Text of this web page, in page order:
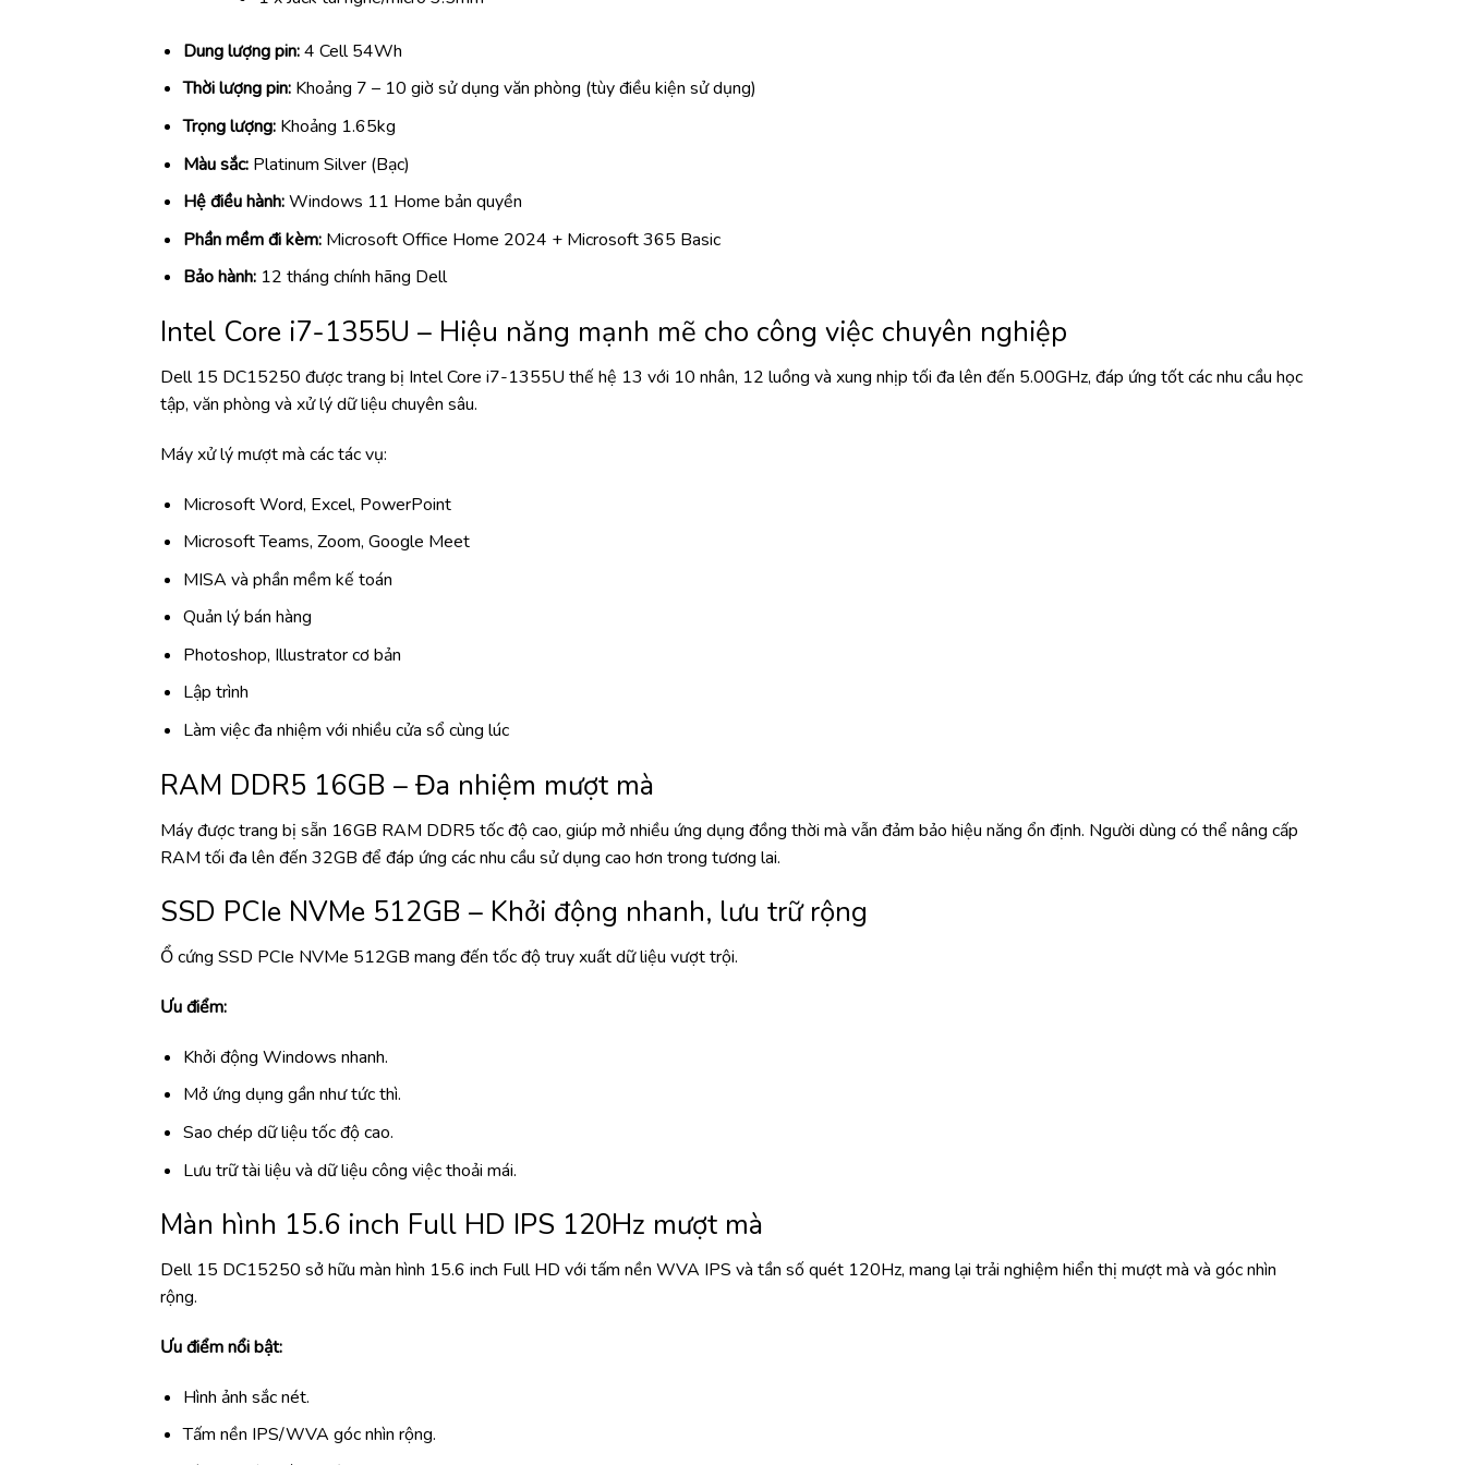
Dung lượng pin:4 Cell 54Wh
Thời lượng pin:Khoảng 7 – 10 giờ sử dụng văn phòng (tùy điều kiện sử dụng)
Trọng lượng:Khoảng 1.65kg
Màu sắc:Platinum Silver (Bạc)
Hệ điều hành:Windows 11 Home bản quyền
Phần mềm đi kèm:Microsoft Office Home 2024 + Microsoft 365 Basic
Bảo hành:12 tháng chính hãng Dell
Intel Core i7-1355U – Hiệu năng mạnh mẽ cho công việc chuyên nghiệp
Dell 15 DC15250 được trang bị Intel Core i7-1355U thế hệ 13 với 10 nhân, 12 luồng và xung nhịp tối đa lên đến 5.00GHz, đáp ứng tốt các nhu cầu học
tập, văn phòng và xử lý dữ liệu chuyên sâu.
Máy xử lý mượt mà các tác vụ:
Microsoft Word, Excel, PowerPoint
Microsoft Teams, Zoom, Google Meet
MISA và phần mềm kế toán
Quản lý bán hàng
Photoshop, Illustrator cơ bản
Lập trình
Làm việc đa nhiệm với nhiều cửa sổ cùng lúc
RAM DDR5 16GB – Đa nhiệm mượt mà
Máy được trang bị sẵn 16GB RAM DDR5 tốc độ cao, giúp mở nhiều ứng dụng đồng thời mà vẫn đảm bảo hiệu năng ổn định. Người dùng có thể nâng cấp
RAM tối đa lên đến 32GB để đáp ứng các nhu cầu sử dụng cao hơn trong tương lai.
SSD PCIe NVMe 512GB – Khởi động nhanh, lưu trữ rộng
Ổ cứng SSD PCIe NVMe 512GB mang đến tốc độ truy xuất dữ liệu vượt trội.
Ưu điểm:
Khởi động Windows nhanh.
Mở ứng dụng gần như tức thì.
Sao chép dữ liệu tốc độ cao.
Lưu trữ tài liệu và dữ liệu công việc thoải mái.
Màn hình 15.6 inch Full HD IPS 120Hz mượt mà
Dell 15 DC15250 sở hữu màn hình 15.6 inch Full HD với tấm nền WVA IPS và tần số quét 120Hz, mang lại trải nghiệm hiển thị mượt mà và góc nhìn
rộng.
Ưu điểm nổi bật:
Hình ảnh sắc nét.
Tấm nền IPS/WVA góc nhìn rộng.